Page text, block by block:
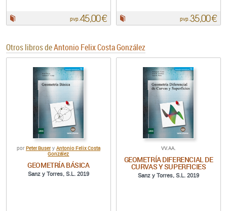
pvp.45,00 € pvp.35,00 €
Otros libros deAntonio Felix Costa González
por Peter Busery Antonio Felix Costa
González
GEOMETRÍA BÁSICA
Sanz y Torres, S.L. 2019
VV.AA.
GEOMETRÍA DIFERENCIAL DE
CURVAS Y SUPERFICIES
Sanz y Torres, S.L. 2019